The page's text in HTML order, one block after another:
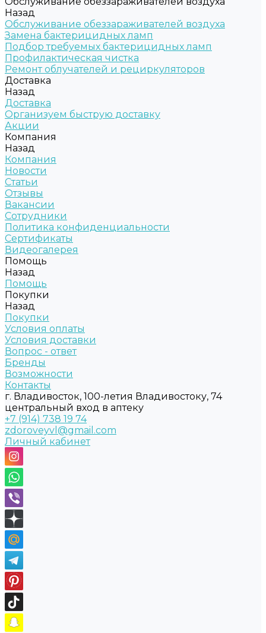
Назад
Обслуживание обеззараживателей воздуха
Замена бактерицидных ламп
Подбор требуемых бактерицидных ламп
Профилактическая чистка
Ремонт облучателей и рециркуляторов
Доставка
Назад
Доставка
Организуем быструю доставку
Акции
Компания
Назад
Компания
Новости
Статьи
Отзывы
Вакансии
Сотрудники
Политика конфиденциальности
Сертификаты
Видеогалерея
Помощь
Назад
Помощь
Покупки
Назад
Покупки
Условия оплаты
Условия доставки
Вопрос - ответ
Бренды
Возможности
Контакты
г. Владивосток, 100-летия Владивостоку, 74
центральный вход в аптеку
+7 (914) 738 19 74
zdoroveyvl@gmail.com
Личный кабинет